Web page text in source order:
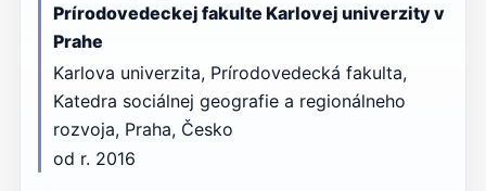
Prírodovedeckej fakulte Karlovej univerzity v
Prahe
Karlova univerzita, Prírodovedecká fakulta,
Katedra sociálnej geografie a regionálneho
rozvoja, Praha, Česko
od r. 2016